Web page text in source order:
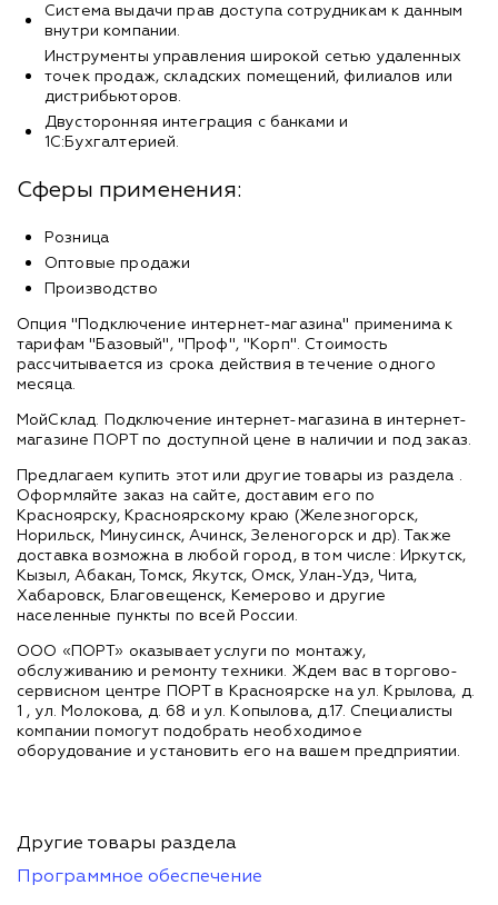
Система выдачи прав доступа сотрудникам к данным
внутри компании.
Инструменты управления широкой сетью удаленных
точек продаж, складских помещений, филиалов или
дистрибьюторов.
Двусторонняя интеграция с банками и
1С:Бухгалтерией.
Сферы применения:
Розница
Оптовые продажи
Производство
Опция "Подключение интернет-магазина" применима к
тарифам "Базовый", "Проф", "Корп". Стоимость
рассчитывается из срока действия в течение одного
месяца.
МойСклад. Подключение интернет-магазина в интернет-
магазине ПОРТ по доступной цене в наличии и под заказ.
Предлагаем купить этот или другие товары из раздела .
Оформляйте заказ на сайте, доставим его по
Красноярску, Красноярскому краю (Железногорск,
Норильск, Минусинск, Ачинск, Зеленогорск и др). Также
доставка возможна в любой город, в том числе: Иркутск,
Кызыл, Абакан, Томск, Якутск, Омск, Улан-Удэ, Чита,
Хабаровск, Благовещенск, Кемерово и другие
населенные пункты по всей России.
ООО «ПОРТ» оказывает услуги по монтажу,
обслуживанию и ремонту техники. Ждем вас в торгово-
сервисном центре ПОРТ в Красноярске на ул. Крылова, д.
1 , ул. Молокова, д. 68 и ул. Копылова, д.17. Специалисты
компании помогут подобрать необходимое
оборудование и установить его на вашем предприятии.
Другие товары раздела
Программное обеспечение